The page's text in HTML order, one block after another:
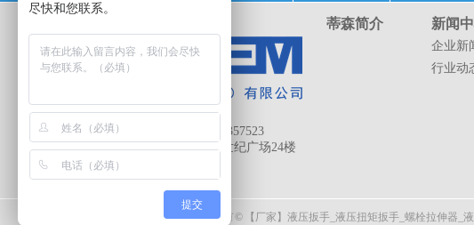
电话 :13657206989
手机 :
13657206989/13971357523
地址:武汉市武昌区恒大世纪广场24楼
蒂森简介 新闻
企业新
行业动
版权所有 © 【厂家】液压扳手_液压扭矩扳手_螺栓拉伸器_液
尽快和您联系。
提交